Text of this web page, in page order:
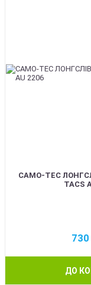
CAMO-TEC
TACS
730
ДО